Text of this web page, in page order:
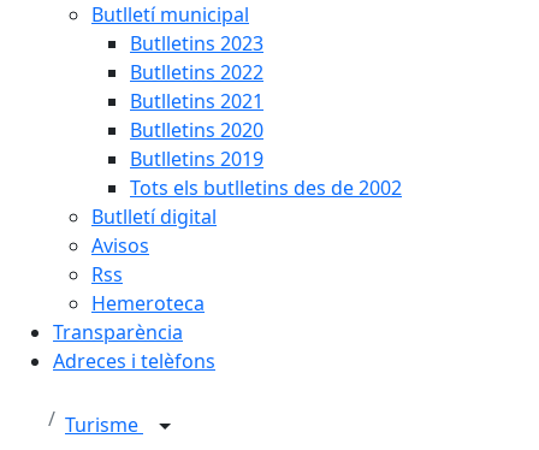
Butlletí municipal
Butlletins 2023
Butlletins 2022
Butlletins 2021
Butlletins 2020
Butlletins 2019
Tots els butlletins des de 2002
Butlletí digital
Avisos
Rss
Hemeroteca
Transparència
Adreces i telèfons
Turisme